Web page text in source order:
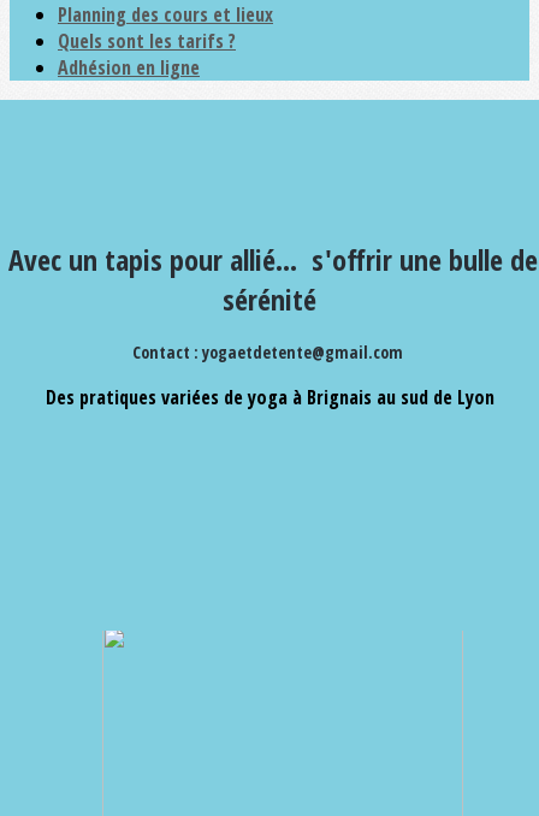
Planning des cours et lieux
Quels sont les tarifs ?
Adhésion en ligne
Avec un tapis pour allié... s'offrir une bulle de
sérénité
Contact : yogaetdetente@gmail.com
Des pratiques variées de yoga à Brignais au sud de Lyon